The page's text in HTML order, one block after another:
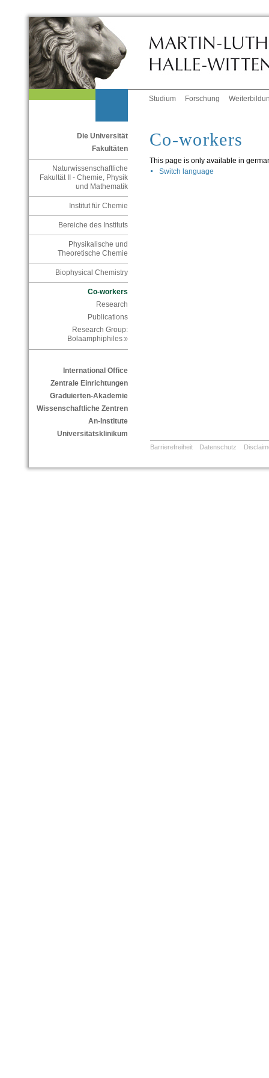
Studium Forschung
Die Universität
Fakultäten
Naturwissenschaftliche
Fakultät II - Chemie, Physik
und Mathematik
Institut für Chemie
Bereiche des Instituts
Physikalische und
Theoretische Chemie
Biophysical Chemistry
Co-workers
Research
Publications
Research Group:
Bolaamphiphiles
International Office
Zentrale Einrichtungen
Graduierten-Akademie
Wissenschaftliche Zentren
An-Institute
Universitätsklinikum
Co-workers
This page is only available in
Switch language
Barrierefreiheit Datenschutz